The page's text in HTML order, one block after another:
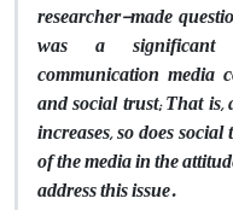
researcher-made
was a significant
communication media
and social trust; That
increases, so does
of the media in the
address this issue.